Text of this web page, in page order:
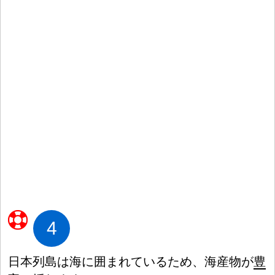
4
日 本列 島は海に 囲 まれているため、 海産物が豊